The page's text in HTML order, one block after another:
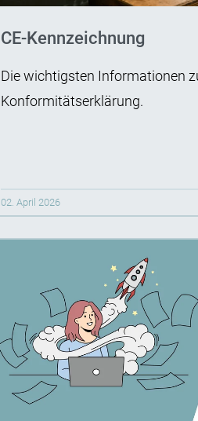
CE-Kennzeichnung
Die wichtigsten Informationen
Konformitätserklärung.
02. April 2026